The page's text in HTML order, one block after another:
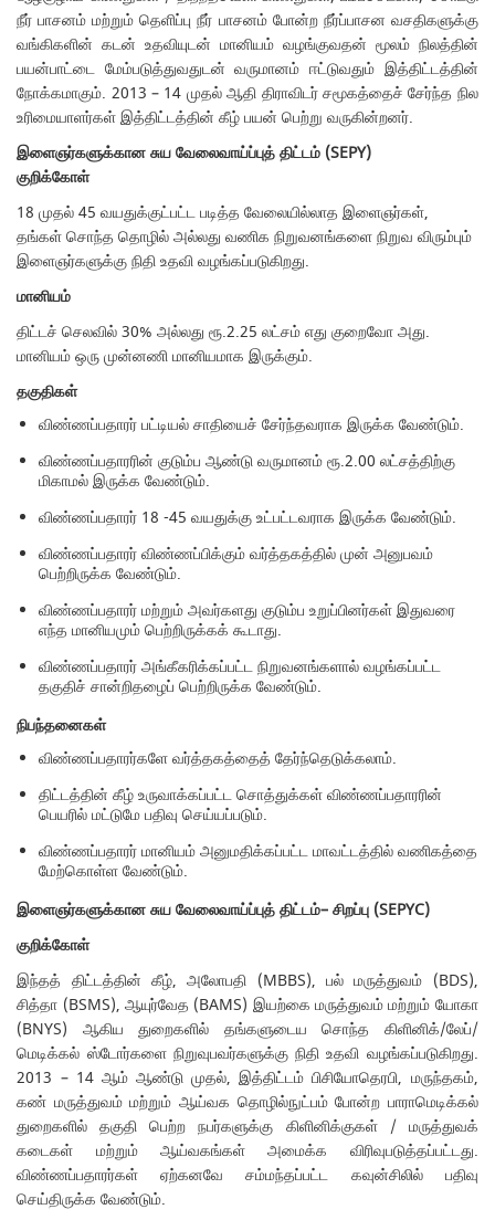
நீர் பாசனம் மற்றும் தெளிப்பு நீர் பாசனம் போன்ற நீர்ப்பாசன வசதிகளுக்கு
வங்கிகளின் கடன் உதவியுடன் மானியம் வழங்குவதன் மூலம் நிலத்தின்
பயன்பாட்டை மேம்படுத்துவதுடன் வருமானம் ஈட்டுவதும் இத்திட்டத்தின்
நோக்கமாகும். 2013 – 14 முதல் ஆதி திராவிடர் சமூகத்தைச் சேர்ந்த நில
உரிமையாளர்கள் இத்திட்டத்தின் கீழ் பயன் பெற்று வருகின்றனர்.
இளைஞர்களுக்கான சுய வேலைவாய்ப்புத் திட்டம் (SEPY)
குறிக்கோள்
18 முதல் 45 வயதுக்குட்பட்ட படித்த வேலையில்லாத இளைஞர்கள்,
தங்கள் சொந்த தொழில் அல்லது வணிக நிறுவனங்களை நிறுவ விரும்பும்
இளைஞர்களுக்கு நிதி உதவி வழங்கப்படுகிறது.
மானியம்
திட்டச் செலவில் 30% அல்லது ரூ.2.25 லட்சம் எது குறைவோ அது.
மானியம் ஒரு முன்னணி மானியமாக இருக்கும்.
தகுதிகள்
விண்ணப்பதாரர் பட்டியல் சாதியைச் சேர்ந்தவராக இருக்க வேண்டும்.
விண்ணப்பதாரரின் குடும்ப ஆண்டு வருமானம் ரூ.2.00 லட்சத்திற்கு
மிகாமல் இருக்க வேண்டும்.
விண்ணப்பதாரர் 18 -45 வயதுக்கு உட்பட்டவராக இருக்க வேண்டும்.
விண்ணப்பதாரர் விண்ணப்பிக்கும் வர்த்தகத்தில் முன் அனுபவம்
பெற்றிருக்க வேண்டும்.
விண்ணப்பதாரர் மற்றும் அவர்களது குடும்ப உறுப்பினர்கள் இதுவரை
எந்த மானியமும் பெற்றிருக்கக் கூடாது.
விண்ணப்பதாரர் அங்கீகரிக்கப்பட்ட நிறுவனங்களால் வழங்கப்பட்ட
தகுதிச் சான்றிதழைப் பெற்றிருக்க வேண்டும்.
நிபந்தனைகள்
விண்ணப்பதாரர்களே வர்த்தகத்தைத் தேர்ந்தெடுக்கலாம்.
திட்டத்தின் கீழ் உருவாக்கப்பட்ட சொத்துக்கள் விண்ணப்பதாரரின்
பெயரில் மட்டுமே பதிவு செய்யப்படும்.
விண்ணப்பதாரர் மானியம் அனுமதிக்கப்பட்ட மாவட்டத்தில் வணிகத்தை
மேற்கொள்ள வேண்டும்.
இளைஞர்களுக்கான சுய வேலைவாய்ப்புத் திட்டம்–சிறப்பு (SEPYC)
குறிக்கோள்
இந்தத் திட்டத்தின் கீழ், அலோபதி (MBBS), பல் மருத்துவம் (BDS),
சித்தா (BSMS), ஆயுர்வேத (BAMS) இயற்கை மருத்துவம் மற்றும் யோகா
(BNYS) ஆகிய துறைகளில் தங்களுடைய சொந்த கிளினிக்/லேப்/
மெடிக்கல் ஸ்டோர்களை நிறுவுபவர்களுக்கு நிதி உதவி வழங்கப்படுகிறது.
2013 – 14 ஆம் ஆண்டு முதல், இத்திட்டம் பிசியோதெரபி, மருந்தகம்,
கண் மருத்துவம் மற்றும் ஆய்வக தொழில்நுட்பம் போன்ற பாராமெடிக்கல்
துறைகளில் தகுதி பெற்ற நபர்களுக்கு கிளினிக்குகள் / மருத்துவக்
கடைகள் மற்றும் ஆய்வகங்கள் அமைக்க விரிவுபடுத்தப்பட்டது.
விண்ணப்பதாரர்கள் ஏற்கனவே சம்மந்தப்பட்ட கவுன்சிலில் பதிவு
செய்திருக்க வேண்டும்.